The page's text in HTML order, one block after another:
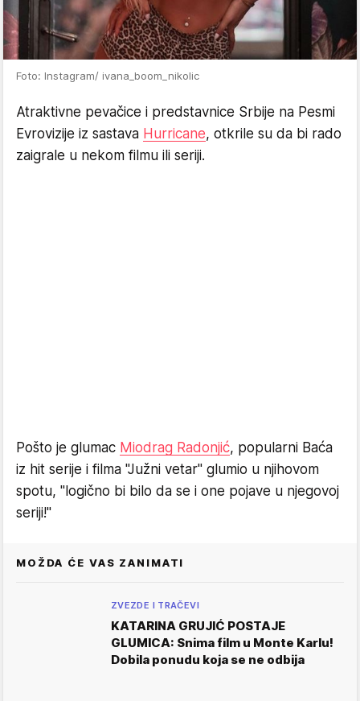
Foto: Instagram/ ivana_boom_nikolic
Atraktivne pevačice i predstavnice Srbije na Pesmi
Evrovizije iz sastava Hurricane, otkrile su da bi rado
zaigrale u nekom filmu ili seriji.
Pošto je glumac Miodrag Radonjić, popularni Baća
iz hit serije i filma "Južni vetar" glumio u njihovom
spotu, "logično bi bilo da se i one pojave u njegovoj
seriji!"
MOŽDA ĆE VAS ZANIMATI
ZVEZDE I TRAČEVI
KATARINA GRUJIĆ POSTAJE
GLUMICA: Snima film u Monte Karlu!
Dobila ponudu koja se ne odbija